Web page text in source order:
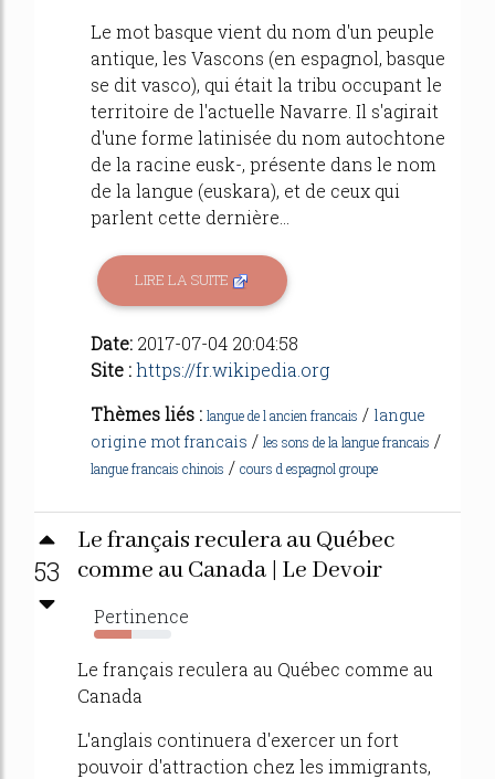
Le mot basque vient du nom d'un peuple
antique, les Vascons (en espagnol, basque
se dit vasco), qui était la tribu occupant le
territoire de l'actuelle Navarre. Il s'agirait
d'une forme latinisée du nom autochtone
de la racine eusk-, présente dans le nom
de la langue (euskara), et de ceux qui
parlent cette dernière...
LIRE LA SUITE
Date: 2017-07-04 20:04:58
Site :https://fr.wikipedia.org
Thèmes liés : langue de l ancien francais / langue
origine mot francais / les sons de la langue francais /
langue francais chinois / cours d espagnol groupe
53
Le français reculera au Québec
comme au Canada | Le Devoir
Pertinence
48%
Le français reculera au Québec comme au
Canada
L'anglais continuera d'exercer un fort
pouvoir d'attraction chez les immigrants,